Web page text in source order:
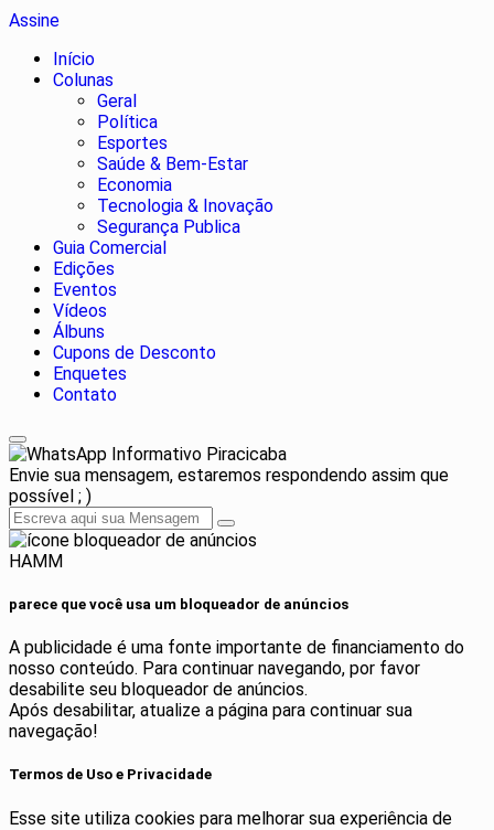
Assine
Início
Colunas
Geral
Política
Esportes
Saúde & Bem-Estar
Economia
Tecnologia & Inovação
Segurança Publica
Guia Comercial
Edições
Eventos
Vídeos
Álbuns
Cupons de Desconto
Enquetes
Contato
Informativo Piracicaba
Envie sua mensagem, estaremos respondendo assim que
possível ; )
HAMM
parece que você usa um bloqueador de anúncios
A publicidade é uma fonte importante de financiamento do
nosso conteúdo. Para continuar navegando, por favor
desabilite seu bloqueador de anúncios.
Após desabilitar, atualize a página para continuar sua
navegação!
Termos de Uso e Privacidade
Esse site utiliza cookies para melhorar sua experiência de